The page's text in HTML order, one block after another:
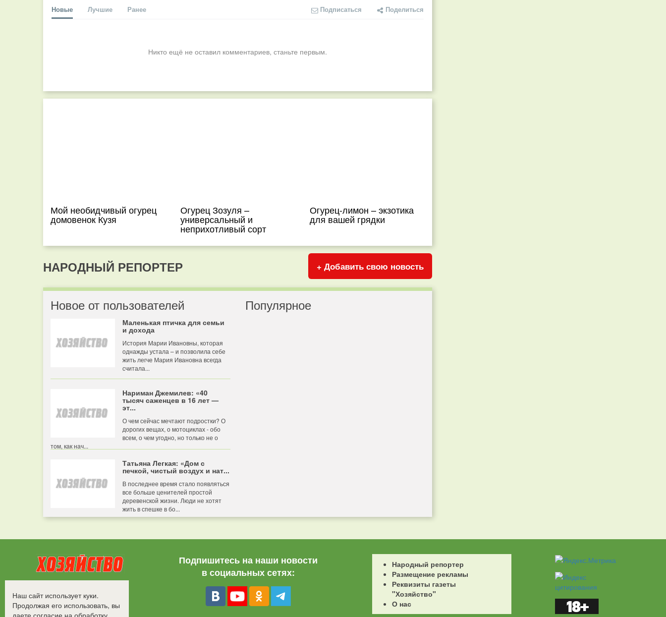
Новые Лучшие Ранее Подписаться Поделиться
Никто ещё не оставил комментариев, станьте первым.
Мой необидчивый огурец
домовенок Кузя
Огурец Зозуля –
универсальный и
неприхотливый сорт
Огурец-лимон – экзотика
для вашей грядки
НАРОДНЫЙ РЕПОРТЕР + Добавить свою новость
Новое от пользователей
Маленькая птичка для семьи
и дохода
История Марии Ивановны, которая
однажды устала – и позволила себе
жить легче Мария Ивановна всегда
считала...
Нариман Джемилев: «40
тысяч саженцев в 16 лет —
эт...
О чем сейчас мечтают подростки? О
дорогих вещах, о мотоциклах - обо
всем, о чем угодно, но только не о
том, как нач...
Татьяна Легкая: «Дом с
печкой, чистый воздух и нат...
В последнее время стало появляться
все больше ценителей простой
деревенской жизни. Люди не хотят
жить в спешке в бо...
Популярное
Все права защищены.
©2008-2017 - "Хозяйство"
Подпишитесь на наши новости
в социальных сетях:
Народный репортер
Размещение рекламы
Реквизиты газеты
"Хозяйство"
О нас
Наш сайт использует куки.
Продолжая его использовать, вы
даете согласие на обработку